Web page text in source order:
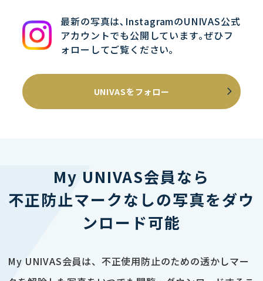
最新の写真は､InstagramのUNIVAS公式
アカウントでも公開しています｡ぜひフ
ォローしてご覧ください｡
UNIVASをフォロー
My UNIVAS会員なら
不正防止マークなしの写真をダウ
ンロード可能
My UNIVAS会員は、不正使用防止のための透かしマー